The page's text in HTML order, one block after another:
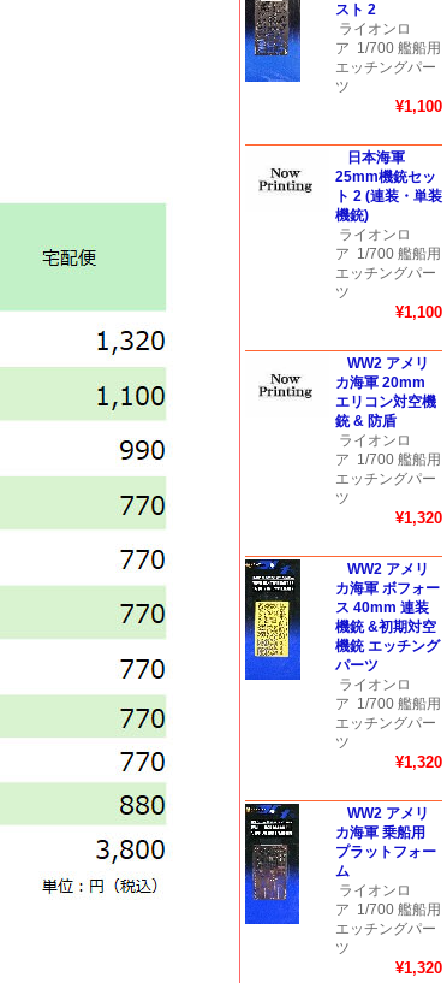
スト 2
ライオンロ
ア 1/700 艦船用
エッチングパー
ツ
¥1,100
日本海軍
25mm機銃セッ
ト 2 (連装・単装
機銃)
ライオンロ
ア 1/700 艦船用
エッチングパー
ツ
¥1,100
WW2 アメリ
カ海軍 20mm
エリコン対空機
銃 & 防盾
ライオンロ
ア 1/700 艦船用
エッチングパー
ツ
¥1,320
WW2 アメリ
カ海軍 ボフォー
ス 40mm 連装
機銃 &初期対空
機銃 エッチング
パーツ
ライオンロ
ア 1/700 艦船用
エッチングパー
ツ
¥1,320
WW2 アメリ
カ海軍 乗船用
プラットフォー
ム
ライオンロ
ア 1/700 艦船用
エッチングパー
ツ
¥1,320